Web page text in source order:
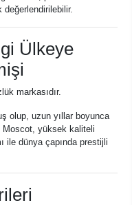
Ülkeye
markasıdır.
olup, uzun yıllar boyunca
Moscot, yüksek kaliteli
ile dünya çapında prestijli